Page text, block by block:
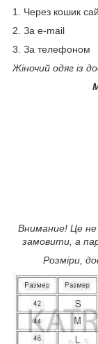
1. Через кошик
2. За e-mail
3. За телефоном
Жіночий одяг із
Внимание! Це не
замовити, а
Розміри,